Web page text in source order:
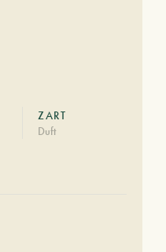
ZART
Duft